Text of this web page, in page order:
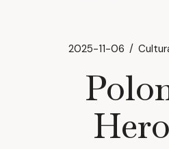
2025-11-06